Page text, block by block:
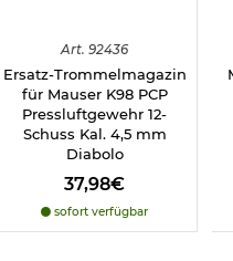
Art. 92436
Ersatz-Trommelmagazin
für Mauser K98 PCP
Pressluftgewehr 12-
Schuss Kal. 4,5 mm
Diabolo
37,98€
sofort verfügbar